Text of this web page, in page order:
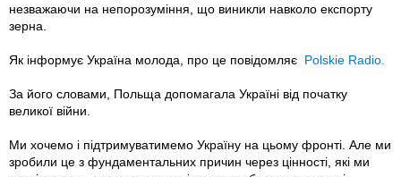
незважаючи на непорозуміння, що виникли навколо експорту
зерна.
Як інформує Україна молода, про це повідомляє Polskie Radio.
За його словами, Польща допомагала Україні від початку
великої війни.
Ми хочемо і підтримуватимемо Україну на цьому фронті. Але ми
зробили це з фундаментальних причин через цінності, які ми